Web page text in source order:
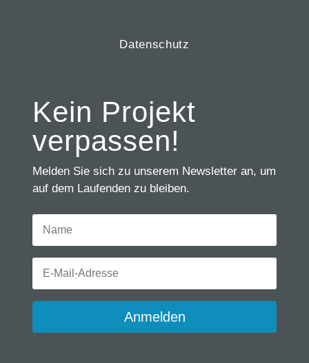
Datenschutz
Kein Projekt
verpassen!
Melden Sie sich zu unserem Newsletter an, um
auf dem Laufenden zu bleiben.
Anmelden